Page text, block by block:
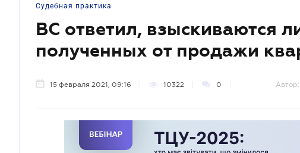
Судебная практика
ВС ответил, взыскиваются
полученных от продажи
15 февраля 2021, 09:16 10322 0 Автор: